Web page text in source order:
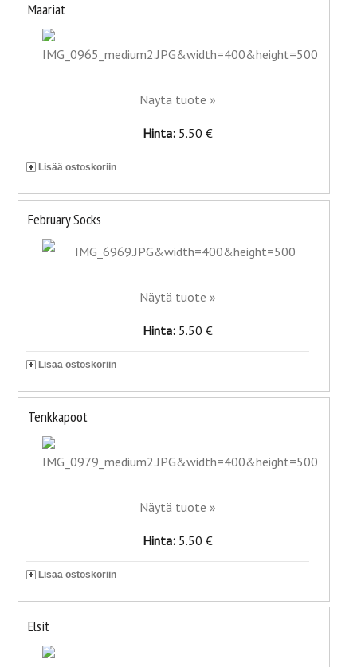
Maariat
Näytä tuote »
Hinta: 5.50 €
Lisää ostoskoriin
February Socks
Näytä tuote »
Hinta: 5.50 €
Lisää ostoskoriin
Tenkkapoot
Näytä tuote »
Hinta: 5.50 €
Lisää ostoskoriin
Elsit